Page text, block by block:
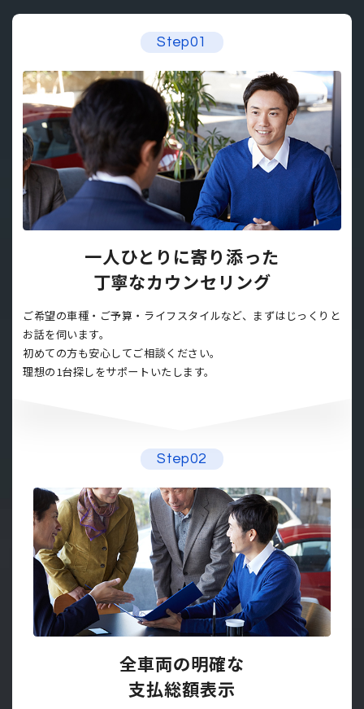
Step01
一人ひとりに寄り添った
丁寧なカウンセリング
ご希望の車種・ご予算・ライフスタイルなど、まずはじっくりと
お話を伺います。
初めての方も安心してご相談ください。
理想の1台探しをサポートいたします。
Step02
全車両の明確な
支払総額表示